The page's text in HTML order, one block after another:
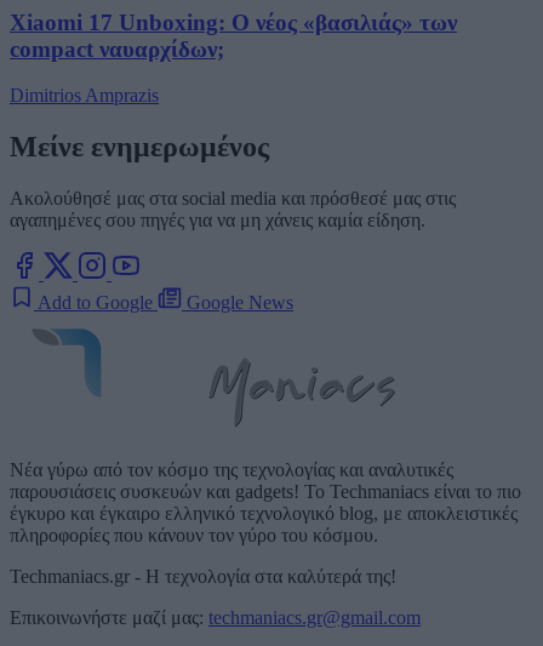
Xiaomi 17 Unboxing: Ο νέος «βασιλιάς» των
compact ναυαρχίδων;
Dimitrios Amprazis
Μείνε ενημερωμένος
Ακολούθησέ μας στα social media και πρόσθεσέ μας στις
αγαπημένες σου πηγές για να μη χάνεις καμία είδηση.
Add to Google Google News
Νέα γύρω από τον κόσμο της τεχνολογίας και αναλυτικές
παρουσιάσεις συσκευών και gadgets! Το Techmaniacs είναι το πιο
έγκυρο και έγκαιρο ελληνικό τεχνολογικό blog, με αποκλειστικές
πληροφορίες που κάνουν τον γύρο του κόσμου.
Techmaniacs.gr - Η τεχνολογία στα καλύτερά της!
Επικοινωνήστε μαζί μας: techmaniacs.gr@gmail.com